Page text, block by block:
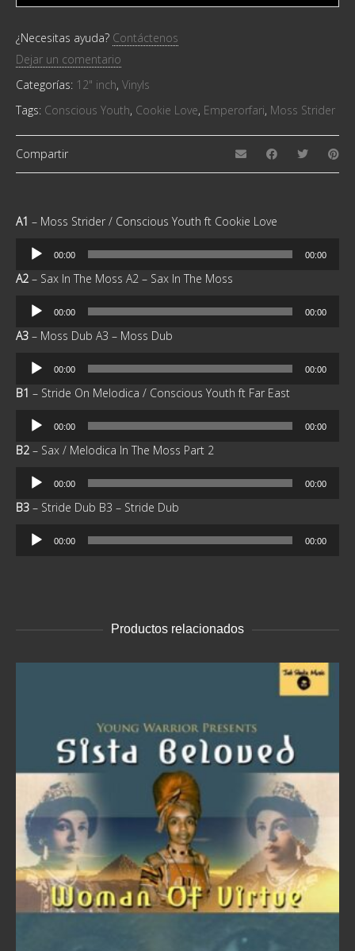
¿Necesitas ayuda? Contáctenos
Dejar un comentario
Categorías: 12" inch, Vinyls
Tags: Conscious Youth, Cookie Love, Emperorfari, Moss Strider
Compartir
A1 – Moss Strider / Conscious Youth ft Cookie Love
Reproductor
audio
00:00 00:00
A2 – Sax In The Moss A2 – Sax In The Moss
Reproductor
audio
00:00 00:00
A3 – Moss Dub A3 – Moss Dub
Reproductor
audio
00:00 00:00
B1 – Stride On Melodica / Conscious Youth ft Far East
Reproductor
audio
00:00 00:00
B2 – Sax / Melodica In The Moss Part 2
Reproductor
audio
00:00 00:00
B3 – Stride Dub B3 – Stride Dub
Reproductor
00:00 00:00
Productos relacionados